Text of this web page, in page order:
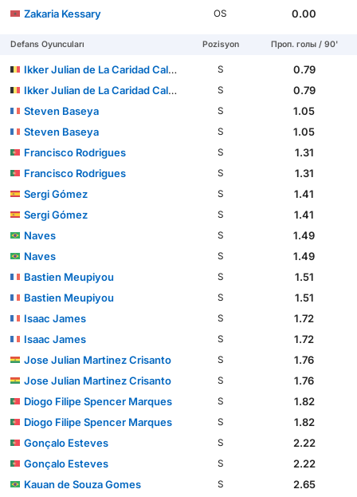
Zakaria Kessary
OS 0.00
Defans Oyuncuları Pozisyon Проп. голы / 90'
Ikker Julian de La Caridad Caldeira dos Santos S
0.79
Ikker Julian de La Caridad Caldeira dos Santos
S
0.79
Steven Baseya
S
1.05
Steven Baseya
S
1.05
Francisco Rodrigues
S
1.31
Francisco Rodrigues
S
1.31
Sergi Gómez
S
1.41
Sergi Gómez
S
1.41
Naves
S
1.49
Naves
S
1.49
Bastien Meupiyou
S
1.51
Bastien Meupiyou
S
1.51
Isaac James
S
1.72
Isaac James
S
1.72
Jose Julian Martinez Crisanto
S
1.76
Jose Julian Martinez Crisanto
S
1.76
Diogo Filipe Spencer Marques
S
1.82
Diogo Filipe Spencer Marques
S
1.82
Gonçalo Esteves
S
2.22
Gonçalo Esteves
S
2.22
Kauan de Souza Gomes
S
2.65